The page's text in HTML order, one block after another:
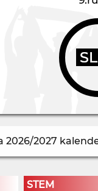
2026/2027
STEM